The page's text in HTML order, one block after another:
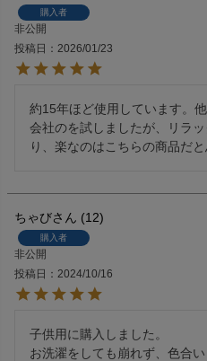
購入者
非公開
投稿日
2026/01/23
約15年ほど使用しています。
会社のを試しましたが、リラ
り、楽なのはこちらの商品だと
ちゃび 12
購入者
非公開
投稿日
2024/10/16
子供用に購入しました。
お洗濯をしても崩れず、色合い